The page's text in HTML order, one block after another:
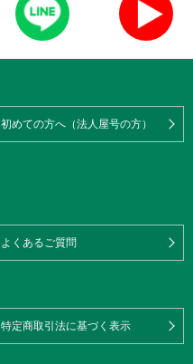
初めての方へ（法人屋号の方）
よくあるご質問
特定商取引法に基づく表示